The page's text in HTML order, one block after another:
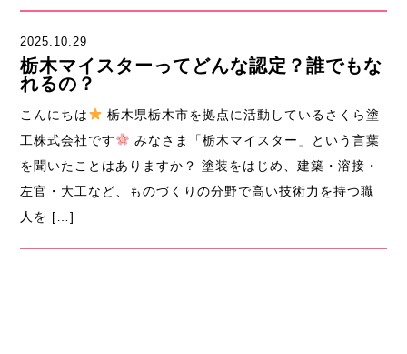
2025.10.29
栃木マイスターってどんな認定？誰でもな
れるの？
こんにちは
栃木県栃木市を拠点に活動しているさくら塗
工株式会社です
みなさま「栃木マイスター」という言葉
を聞いたことはありますか？ 塗装をはじめ、建築・溶接・
左官・大工など、ものづくりの分野で高い技術力を持つ職
人を […]